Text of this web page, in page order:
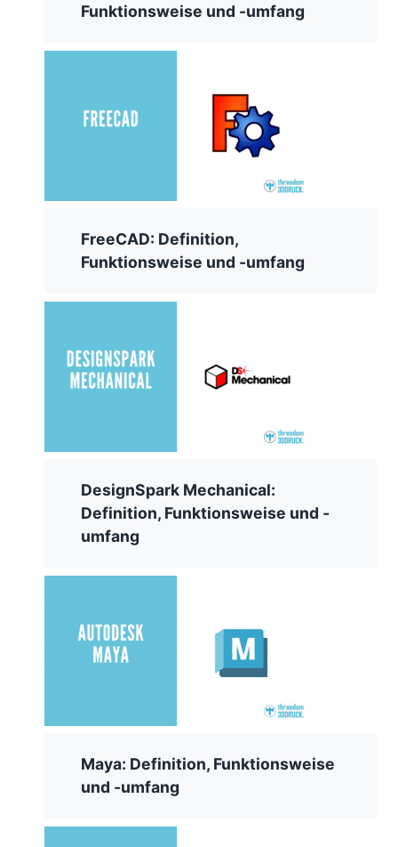
Funktionsweise und -umfang
FreeCAD: Definition,
Funktionsweise und -umfang
DesignSpark Mechanical:
Definition, Funktionsweise und -
umfang
Maya: Definition, Funktionsweise
und -umfang